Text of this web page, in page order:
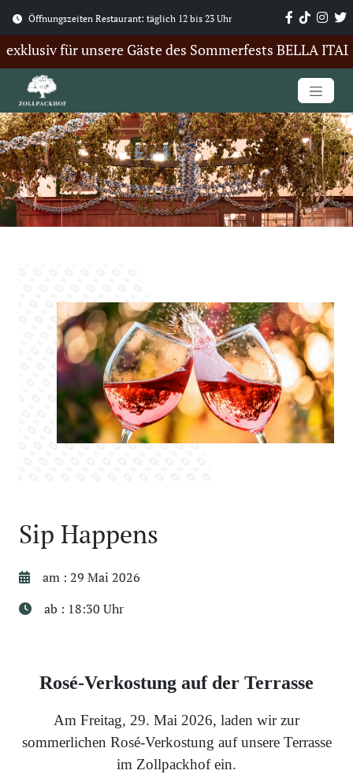
Öffnungszeiten Restaurant: täglich 12 bis 23 Uhr
für unsere Gäste des Sommerfests BELLA
Sip Happens
am : 29 Mai 2026
ab : 18:30 Uhr
Rosé-Verkostung auf der Terrasse
Am Freitag, 29. Mai 2026, laden wir zur
sommerlichen Rosé-Verkostung auf unsere Terrasse
im Zollpackhof ein.